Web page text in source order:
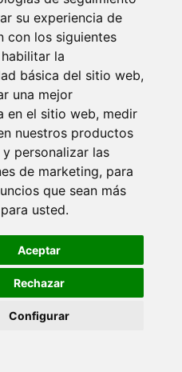
su experiencia de
con los siguientes
la
básica del sitio web,
una mejor
en el sitio web, medir
nuestros productos
personalizar las
de marketing, para
que sean más
usted.
Aceptar
Rechazar
Configurar
Metacrilato
acrílico transparente.
vitrinas o escaparate.